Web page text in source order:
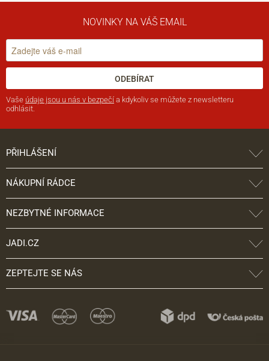
NOVINKY NA VÁŠ EMAIL
ODEBÍRAT
Vaše údaje jsou u nás v bezpečí a kdykoliv se můžete z newsletteru
odhlásit.
PŘIHLÁŠENÍ
NÁKUPNÍ RÁDCE
NEZBYTNÉ INFORMACE
JADI.CZ
ZEPTEJTE SE NÁS